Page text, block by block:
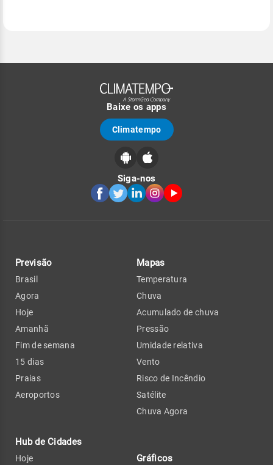
Baixe os apps
Climatempo
Siga-nos
Previsão
Brasil
Agora
Hoje
Amanhã
Fim de semana
15 dias
Praias
Aeroportos
Hub de Cidades
Hoje
Mapas
Temperatura
Chuva
Acumulado de chuva
Pressão
Umidade relativa
Vento
Risco de Incêndio
Satélite
Chuva Agora
Gráficos